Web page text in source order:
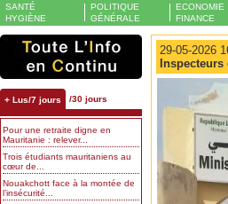
SANTÉ
HYGIÈNE
POLITIQUE
GÉNÉRALE
ECONOMIE
FINANCE
+ Lus/7 jours /30 jours
Pour une retraite digne en
Mauritanie : relever...
Trois étudiants mauritaniens au
cœur de...
Nouakchott face à la montée de
l’insécurité...
29-05-2026